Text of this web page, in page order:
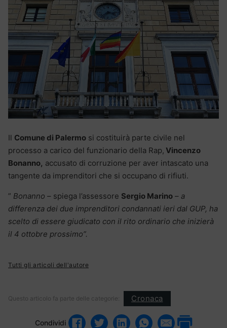
Il Comune di Palermo si costituirà parte civile nel
processo a carico del funzionario della Rap, Vincenzo
Bonanno, accusato di corruzione per aver intascato una
tangente da imprenditori che si occupano di rifiuti.
” Bonanno – spiega l’assessore Sergio Marino – a
differenza dei due imprenditori condannati ieri dal GUP, ha
scelto di essere giudicato con il rito ordinario che inizierà
il 4 ottobre prossimo”.
Tutti gli articoli dell'autore
Questo articolo fa parte delle categorie: Cronaca
Condividi